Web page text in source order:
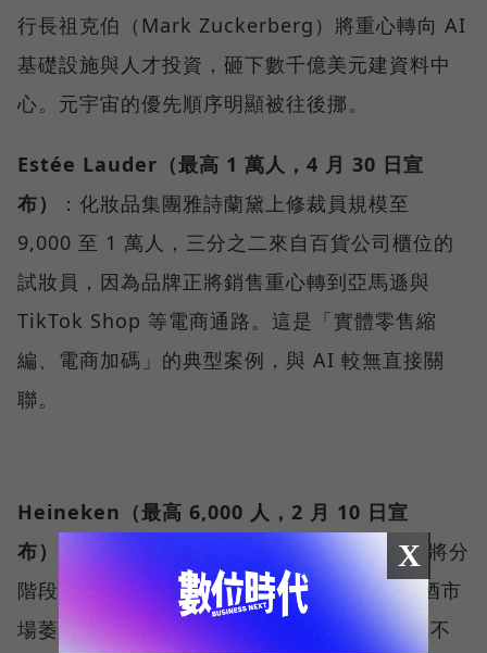
行長祖克伯（Mark Zuckerberg）將重心轉向 AI
基礎設施與人才投資，砸下數千億美元建資料中
心。元宇宙的優先順序明顯被往後挪。
Estée Lauder（最高 1 萬人，4 月 30 日宣
布）
：化妝品集團雅詩蘭黛上修裁員規模至
9,000 至 1 萬人，三分之二來自百貨公司櫃位的
試妝員，因為品牌正將銷售重心轉到亞馬遜與
TikTok Shop 等電商通路。這是「實體零售縮
編、電商加碼」的典型案例，與 AI 較無直接關
聯。
Heineken（最高 6,000 人，2 月 10 日宣
布）
：啤酒龍頭海尼根在 2026 年至 2027 年將分
階段裁減 5,000 至 6,000 人，動因是歐美啤酒市
場萎縮、歐洲廠房整併，與本輪科技裁員潮屬不
X